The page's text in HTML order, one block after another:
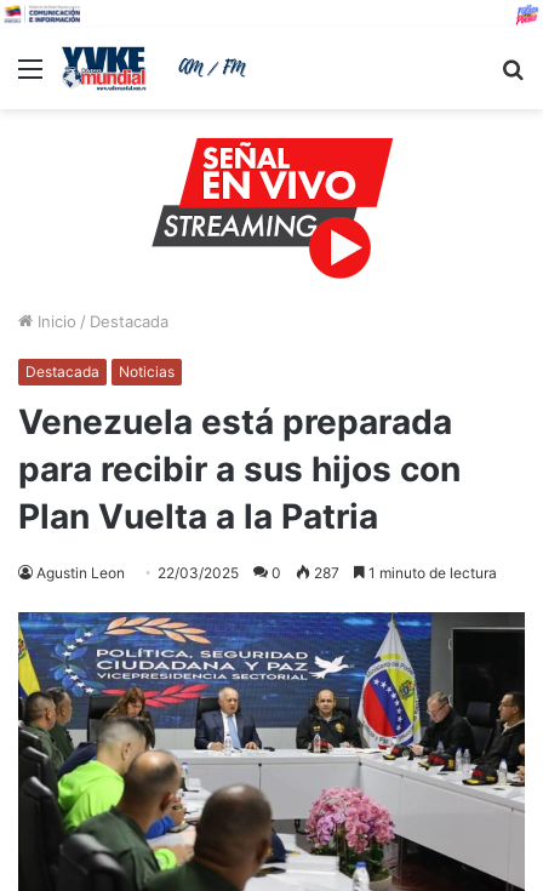
Menu
Inicio / Destacada
Destacada Noticias
Venezuela está preparada
para recibir a sus hijos con
Plan Vuelta a la Patria
Agustin Leon 22/03/2025 0 287 1 minuto de lectura